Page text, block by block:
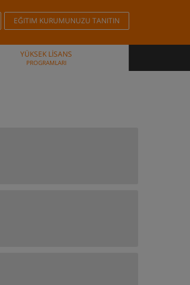
EĞITIM KURUMUNUZU TANITIN
YÜKSEK LISANS
PROGRAMLARI